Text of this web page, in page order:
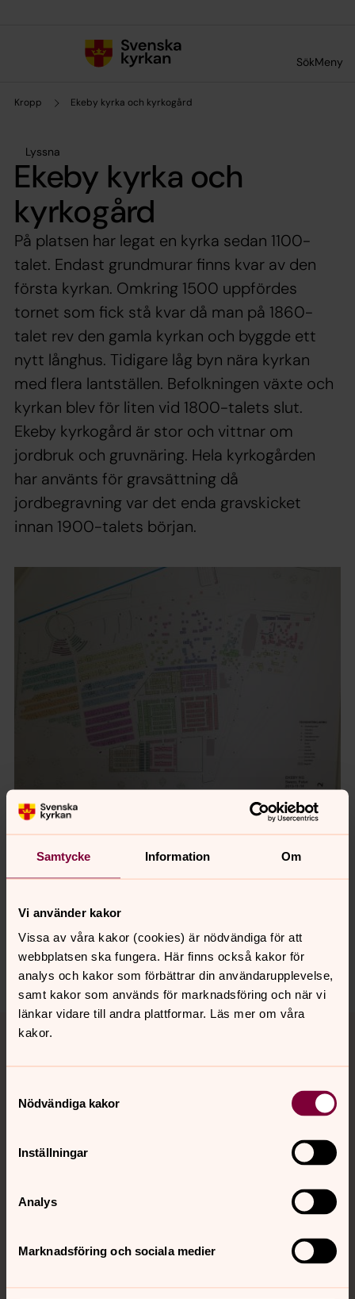
Samtycke Information Om
Vi använder kakor
Vissa av våra kakor (cookies) är nödvändiga för att
webbplatsen ska fungera. Här finns också kakor för
analys och kakor som förbättrar din användarupplevelse,
samt kakor som används för marknadsföring och när vi
länkar vidare till andra plattformar. Läs mer om våra
kakor.
Nödvändiga kakor
Inställningar
Analys
Marknadsföring och sociala medier
SökMeny
Kropp Ekeby kyrka och kyrkogård
Lyssna
Ekeby kyrka och
kyrkogård
På platsen har legat en kyrka sedan 1100-
talet. Endast grundmurar finns kvar av den
första kyrkan. Omkring 1500 uppfördes
tornet som fick stå kvar då man på 1860-
talet rev den gamla kyrkan och byggde ett
nytt långhus. Tidigare låg byn nära kyrkan
med flera lantställen. Befolkningen växte och
kyrkan blev för liten vid 1800-talets slut.
Ekeby kyrkogård är stor och vittnar om
jordbruk och gruvnäring. Hela kyrkogården
har använts för gravsättning då
jordbegravning var det enda gravskicket
innan 1900-talets början.
Senast ändrad 22 december 2019
innehåll?
kropps.forsamling@svenskakyrkan.se
Dela
Tillbaka till toppen
Tillbaka till innehållet
Kontakt
Kalender